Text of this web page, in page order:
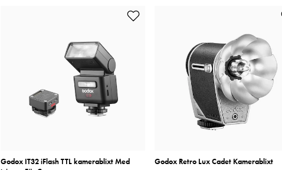
Godox IT32 iFlash TTL kamerablixt Med
Godox Retro Lux Cadet Kamerablixt